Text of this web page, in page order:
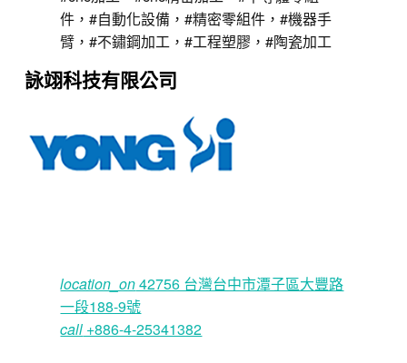
件，#自動化設備，#精密零組件，#機器手
臂，#不鏽鋼加工，#工程塑膠，#陶瓷加工
詠翊科技有限公司
location_on42756 台灣台中市潭子區大豐路
一段188-9號
call +886-4-25341382